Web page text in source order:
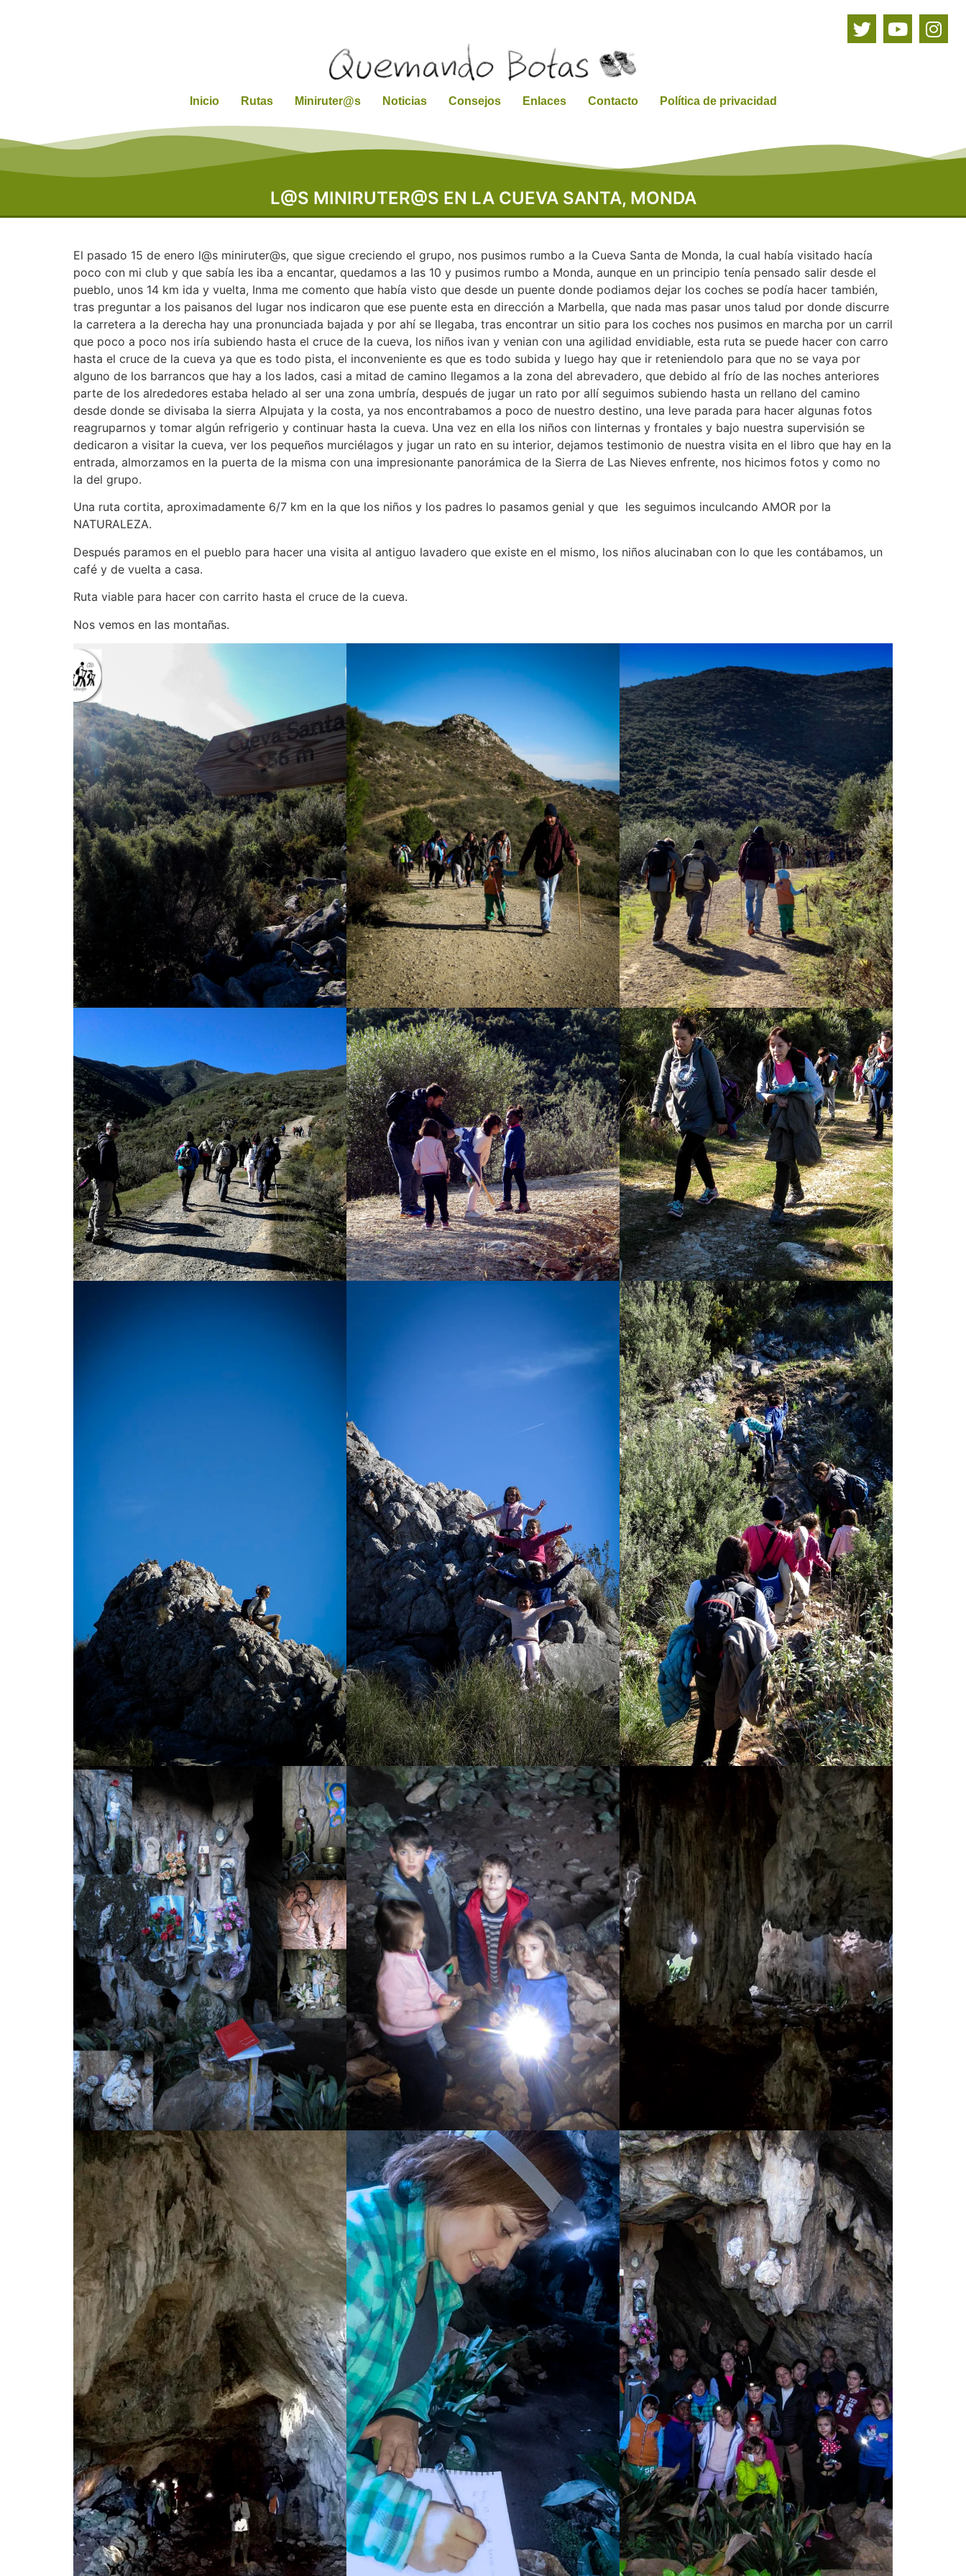
Inicio Rutas Miniruter@s Noticias Consejos Enlaces Contacto Política de privacidad
L@S MINIRUTER@S EN LA CUEVA SANTA, MONDA
El pasado 15 de enero l@s miniruter@s, que sigue creciendo el grupo, nos pusimos rumbo a la Cueva Santa de Monda, la cual había visitado hacía
poco con mi club y que sabía les iba a encantar, quedamos a las 10 y pusimos rumbo a Monda, aunque en un principio tenía pensado salir desde el
pueblo, unos 14 km ida y vuelta, Inma me comento que había visto que desde un puente donde podiamos dejar los coches se podía hacer también,
tras preguntar a los paisanos del lugar nos indicaron que ese puente esta en dirección a Marbella, que nada mas pasar unos talud por donde discurre
la carretera a la derecha hay una pronunciada bajada y por ahí se llegaba, tras encontrar un sitio para los coches nos pusimos en marcha por un carril
que poco a poco nos iría subiendo hasta el cruce de la cueva, los niños ivan y venian con una agilidad envidiable, esta ruta se puede hacer con carro
hasta el cruce de la cueva ya que es todo pista, el inconveniente es que es todo subida y luego hay que ir reteniendolo para que no se vaya por
alguno de los barrancos que hay a los lados, casi a mitad de camino llegamos a la zona del abrevadero, que debido al frío de las noches anteriores
parte de los alrededores estaba helado al ser una zona umbría, después de jugar un rato por allí seguimos subiendo hasta un rellano del camino
desde donde se divisaba la sierra Alpujata y la costa, ya nos encontrabamos a poco de nuestro destino, una leve parada para hacer algunas fotos
reagruparnos y tomar algún refrigerio y continuar hasta la cueva. Una vez en ella los niños con linternas y frontales y bajo nuestra supervisión se
dedicaron a visitar la cueva, ver los pequeños murciélagos y jugar un rato en su interior, dejamos testimonio de nuestra visita en el libro que hay en la
entrada, almorzamos en la puerta de la misma con una impresionante panorámica de la Sierra de Las Nieves enfrente, nos hicimos fotos y como no
la del grupo.
Una ruta cortita, aproximadamente 6/7 km en la que los niños y los padres lo pasamos genial y que les seguimos inculcando AMOR por la
NATURALEZA.
Después paramos en el pueblo para hacer una visita al antiguo lavadero que existe en el mismo, los niños alucinaban con lo que les contábamos, un
café y de vuelta a casa.
Ruta viable para hacer con carrito hasta el cruce de la cueva.
Nos vemos en las montañas.